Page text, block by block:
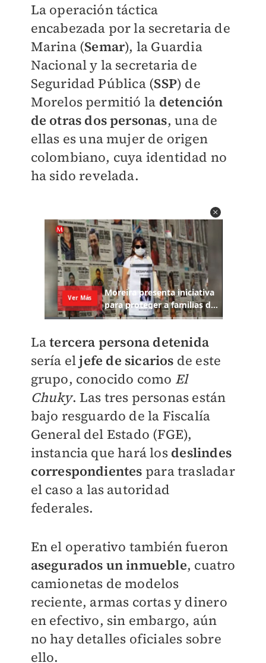
La operación táctica
encabezada por la secretaria de
Marina (Semar), la Guardia
Nacional y la secretaria de
Seguridad Pública (SSP) de
Morelos permitió la detención
de otras dos personas, una de
ellas es una mujer de origen
colombiano, cuya identidad no
ha sido revelada.
Latercera persona detenida
sería eljefe de sicarios de este
grupo, conocido como El
Chuky. Las tres personas están
bajo resguardo de la Fiscalía
General del Estado (FGE),
instancia que hará los deslindes
correspondientes para trasladar
el caso a las autoridad
federales.
En el operativo también fueron
asegurados un inmueble, cuatro
camionetas de modelos
reciente, armas cortas y dinero
en efectivo, sin embargo, aún
no hay detalles oficiales sobre
ello.